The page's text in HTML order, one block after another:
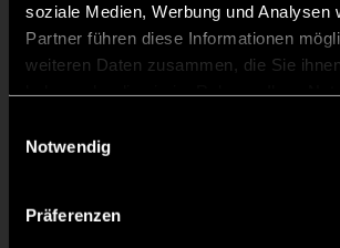
soziale Medien, Werbung und Analysen
Partner führen diese Informationen
weiteren Daten zusammen, die Sie
Notwendig
Präferenzen
Jörg SCHALLER